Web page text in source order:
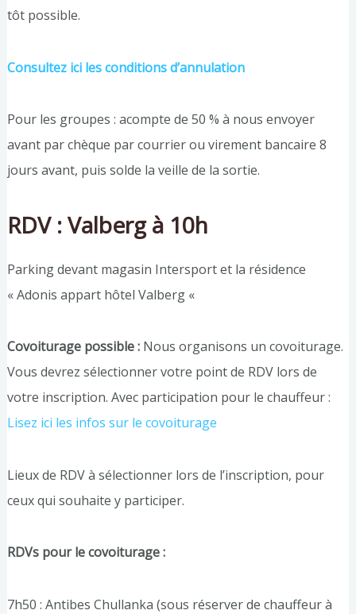
tôt possible.
Consultez ici les conditions d’annulation
Pour les groupes : acompte de 50 % à nous envoyer
avant par chèque par courrier ou virement bancaire 8
jours avant, puis solde la veille de la sortie.
RDV : Valberg à 10h
Parking devant magasin Intersport et la résidence
« Adonis appart hôtel Valberg «
Covoiturage possible : Nous organisons un covoiturage.
Vous devrez sélectionner votre point de RDV lors de
votre inscription. Avec participation pour le chauffeur :
Lisez ici les infos sur le covoiturage
Lieux de RDV à sélectionner lors de l’inscription, pour
ceux qui souhaite y participer.
RDVs pour le covoiturage :
7h50 : Antibes Chullanka (sous réserver de chauffeur à